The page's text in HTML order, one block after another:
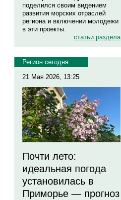
поделился своим видением
развития морских отраслей
региона и включении молодежи
в эти проекты.
статьи раздела
Регион сегодня
21 Мая 2026, 13:25
Почти лето:
идеальная погода
установилась в
Приморье — прогноз